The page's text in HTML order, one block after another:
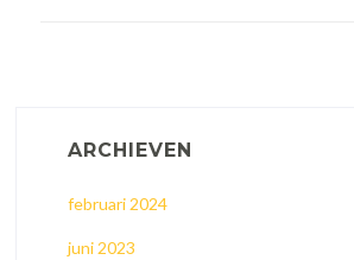
ARCHIEVEN
februari 2024
juni 2023